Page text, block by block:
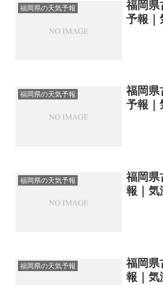
福岡県の天気予報
福岡県
予報｜
福岡県の天気予報
福岡県
予報｜
福岡県の天気予報
福岡県
報｜気
福岡県の天気予報
福岡県
報｜気